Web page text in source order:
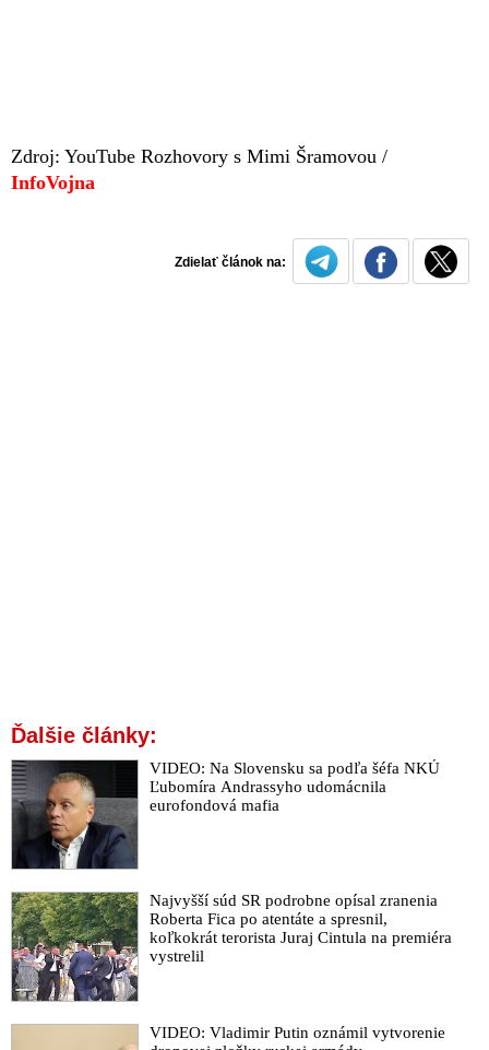
Zdroj: YouTube Rozhovory s Mimi Šramovou /
InfoVojna
Zdielať článok na:
Ďalšie články:
VIDEO: Na Slovensku sa podľa šéfa NKÚ
Ľubomíra Andrassyho udomácnila
eurofondová mafia
Najvyšší súd SR podrobne opísal zranenia
Roberta Fica po atentáte a spresnil,
koľkokrát terorista Juraj Cintula na premiéra
vystrelil
VIDEO: Vladimir Putin oznámil vytvorenie